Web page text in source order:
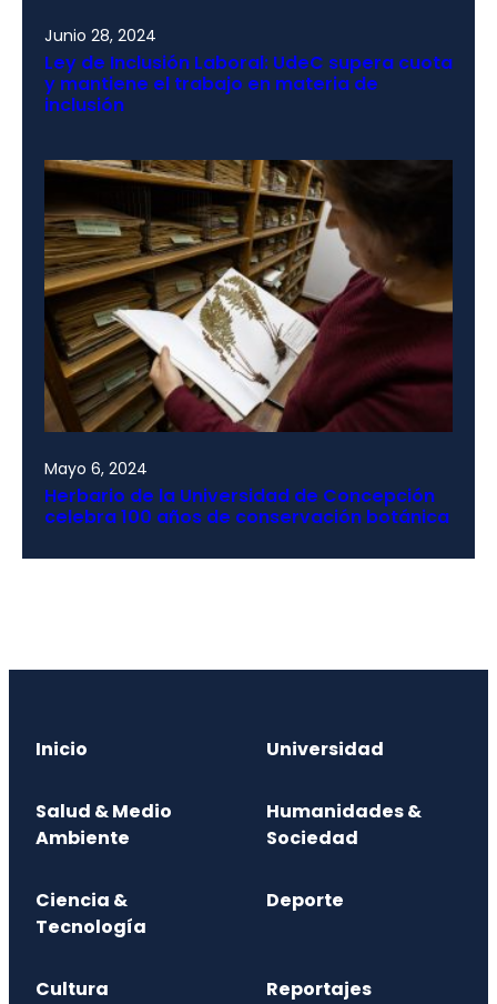
Junio 28, 2024
Ley de Inclusión Laboral: UdeC supera cuota
y mantiene el trabajo en materia de
inclusión
Mayo 6, 2024
Herbario de la Universidad de Concepción
celebra 100 años de conservación botánica
Inicio Universidad
Salud & Medio
Ambiente
Humanidades &
Sociedad
Ciencia &
Tecnología
Deporte
Cultura Reportajes